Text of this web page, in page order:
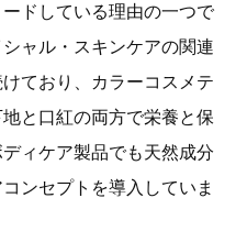
ドしている理由の一つで
ャル・スキンケアの関連
ており、カラーコスメテ
と口紅の両方で栄養と保
ィケア製品でも天然成分
ンセプトを導入していま